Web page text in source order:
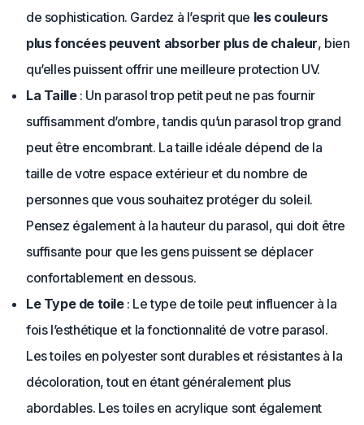
de sophistication. Gardez à l’esprit que les couleurs
plus foncées peuvent absorber plus de chaleur, bien
qu’elles puissent offrir une meilleure protection UV.
La Taille: Un parasol trop petit peut ne pas fournir
suffisamment d’ombre, tandis qu’un parasol trop grand
peut être encombrant. La taille idéale dépend de la
taille de votre espace extérieur et du nombre de
personnes que vous souhaitez protéger du soleil.
Pensez également à la hauteur du parasol, qui doit être
suffisante pour que les gens puissent se déplacer
confortablement en dessous.
Le Type de toile: Le type de toile peut influencer à la
fois l’esthétique et la fonctionnalité de votre parasol.
Les toiles en polyester sont durables et résistantes à la
décoloration, tout en étant généralement plus
abordables. Les toiles en acrylique sont également